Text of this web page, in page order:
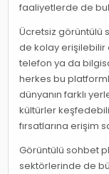
faaliyetlerde de
Ücretsiz görüntülü
de kolay erişilebilir
telefon ya da
herkes bu
dünyanın farklı
kültürler
fırsatlarına erişim
Görüntülü sohbet
sektörlerinde de